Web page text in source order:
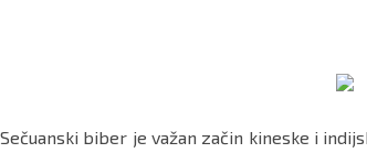
Sečuanski biber je važan začin kineske i